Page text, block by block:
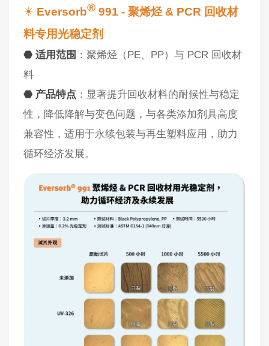
☀ Eversorb® 991 - 聚烯烃 & PCR 回收材
料专用光稳定剂
⬣ 适用范围 ：聚烯烃（PE、PP）与 PCR 回收材
料
⬣ 产品特点 ：显著提升回收材料的耐候性与稳定
性，降低降解与变色问题，与各类添加剂具高度
兼容性，适用于永续包装与再生塑料应用，助力
循环经济发展。